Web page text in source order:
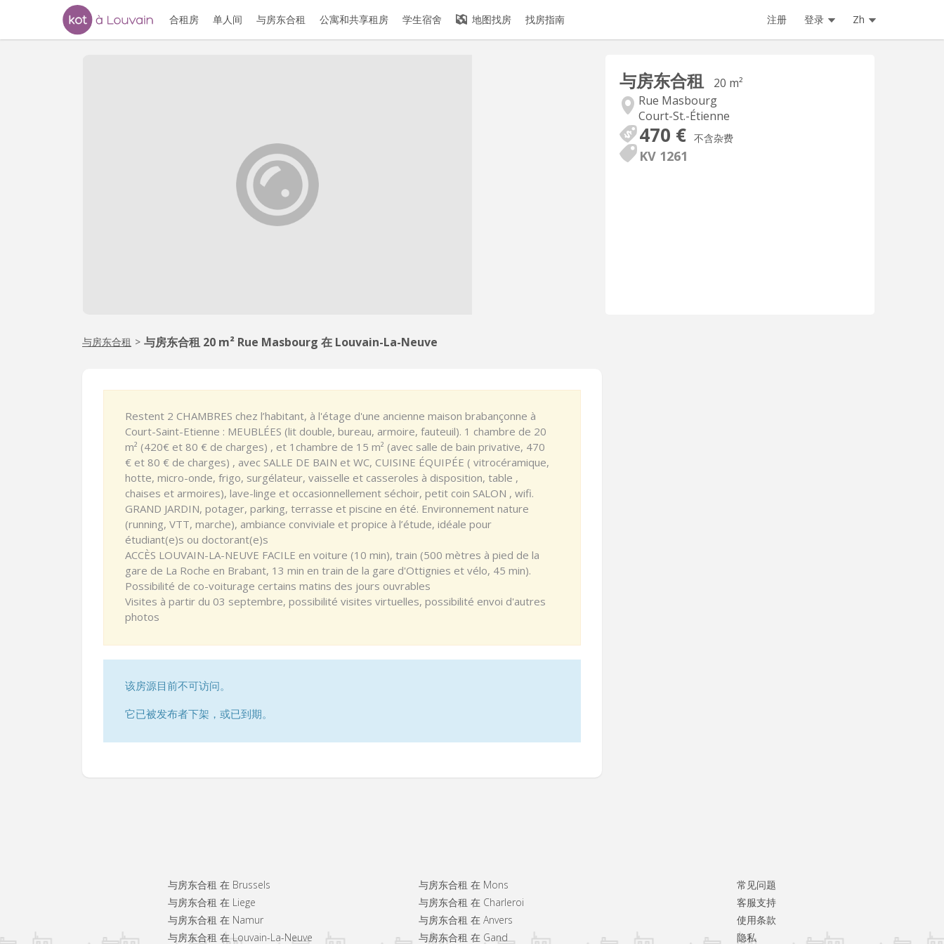
合租房 单人间 与房东合租 公寓和共享租房 学生宿舍 地图找房 找房指南 注册 登录 Zh
与房东合租
20 m²
Rue Masbourg
Court-St.-Étienne
470 € 不含杂费
KV 1261
与房东合租 > 与房东合租 20 m² Rue Masbourg 在 Louvain-La-Neuve
Restent 2 CHAMBRES chez l’habitant, à l'étage d'une ancienne maison brabançonne à
Court-Saint-Etienne : MEUBLÉES (lit double, bureau, armoire, fauteuil). 1 chambre de 20
m² (420€ et 80 € de charges) , et 1chambre de 15 m² (avec salle de bain privative, 470
€ et 80 € de charges) , avec SALLE DE BAIN et WC, CUISINE ÉQUIPÉE ( vitrocéramique,
hotte, micro-onde, frigo, surgélateur, vaisselle et casseroles à disposition, table ,
chaises et armoires), lave-linge et occasionnellement séchoir, petit coin SALON , wifi.
GRAND JARDIN, potager, parking, terrasse et piscine en été. Environnement nature
(running, VTT, marche), ambiance conviviale et propice à l’étude, idéale pour
étudiant(e)s ou doctorant(e)s
ACCÈS LOUVAIN-LA-NEUVE FACILE en voiture (10 min), train (500 mètres à pied de la
gare de La Roche en Brabant, 13 min en train de la gare d'Ottignies et vélo, 45 min).
Possibilité de co-voiturage certains matins des jours ouvrables
Visites à partir du 03 septembre, possibilité visites virtuelles, possibilité envoi d'autres
photos
该房源目前不可访问。
它已被发布者下架，或已到期。
与房东合租 在 Brussels
与房东合租 在 Liege
与房东合租 在 Namur
与房东合租 在 Louvain-La-Neuve
与房东合租 在 Mons
与房东合租 在 Charleroi
与房东合租 在 Anvers
与房东合租 在 Gand
常见问题
客服支持
使用条款
隐私